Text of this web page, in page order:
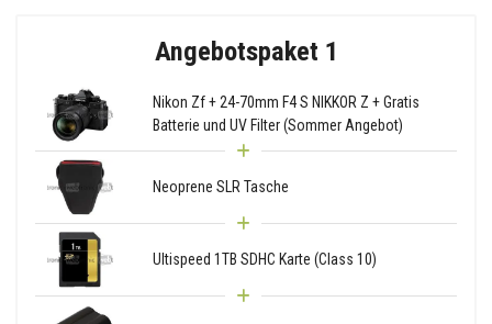
Angebotspaket 1
Nikon Zf + 24-70mm F4 S NIKKOR Z + Gratis
Batterie und UV Filter (Sommer Angebot)
Neoprene SLR Tasche
Ultispeed 1TB SDHC Karte (Class 10)